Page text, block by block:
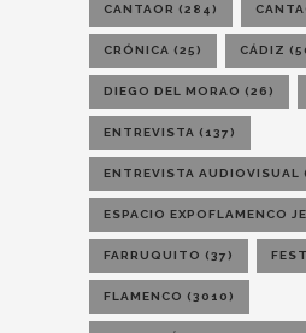
CANTAOR (284)
CRÓNICA (25) CÁDIZ
DIEGO DEL MORAO (26)
ENTREVISTA (137)
ENTREVISTA AUDIOVISUAL
ESPACIO EXPOFLAMENCO
FARRUQUITO (37)
FLAMENCO (3010)